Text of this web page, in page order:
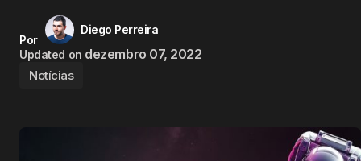
Por
Diego Perreira
Updated on dezembro 07, 2022
Notícias